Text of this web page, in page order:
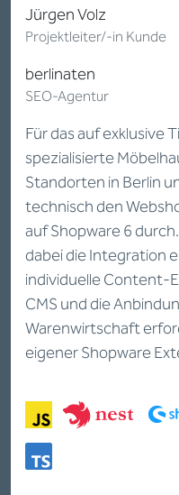
Jürgen Volz
Projektleiter/-in Kunde
berlinaten
SEO-Agentur
Für das auf exklusive
spezialisierte
Standorten in Berlin
technisch den
auf Shopware 6
dabei die Integration
individuelle Content-
CMS und die
Warenwirtschaft
eigener Shopware